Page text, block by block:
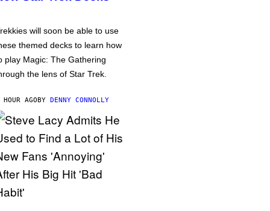
will soon be able to use
themed decks to learn how
play Magic: The Gathering
the lens of Star Trek.
HOUR AGOBY DENNY CONNOLLY